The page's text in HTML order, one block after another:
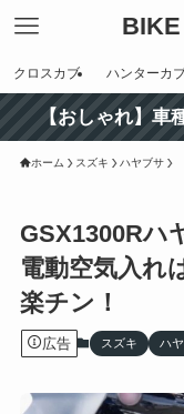
クロスカブ ハンターカ
【おしゃれ】車
ホーム スズキ ハヤブサ
GSX1300Rハ
電動空気入れ
楽チン！
広告 スズキ ハ